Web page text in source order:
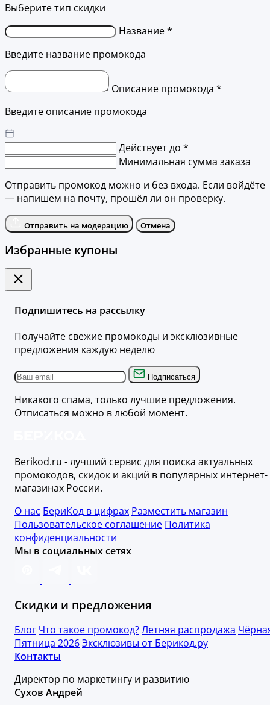
Выберите тип скидки
Название *
Введите название промокода
Описание промокода *
Введите описание промокода
Действует до *
Минимальная сумма заказа
Отправить промокод можно и без входа. Если войдёте
— напишем на почту, прошёл ли он проверку.
Отправить на модерацию Отмена
Избранные купоны
Подпишитесь на рассылку
Получайте свежие промокоды и эксклюзивные
предложения каждую неделю
Подписаться
Никакого спама, только лучшие предложения.
Отписаться можно в любой момент.
Berikod.ru - лучший сервис для поиска актуальных
промокодов, скидок и акций в популярных интернет-
магазинах России.
О нас БериКод в цифрах Разместить магазин
Пользовательское соглашение Политика
конфиденциальности
Мы в социальных сетях
Скидки и предложения
Блог Что такое промокод?Летняя распродажа
Пятница 2026Эксклюзивы от Берикод.ру
Контакты
Директор по маркетингу и развитию
Сухов Андрей